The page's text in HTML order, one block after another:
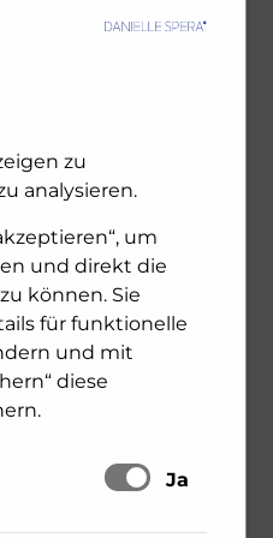
POSTS
jüdische Wien“
zu
analysieren.
um
und direkt die
können. Sie
für funktionelle
und mit
diese
Schalten
Ja